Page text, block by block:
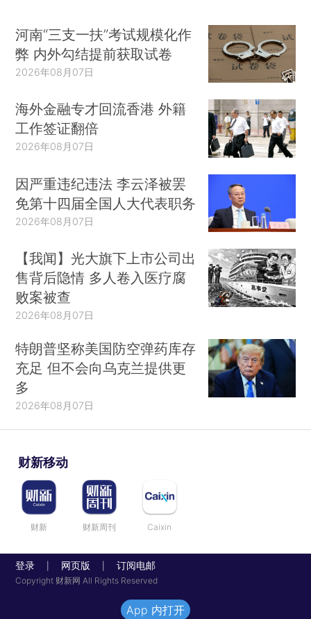
河南“三支一扶”考试规模化作
弊 内外勾结提前获取试卷
2026年08月07日
海外金融专才回流香港 外籍
工作签证翻倍
2026年08月07日
因严重违纪违法 李云泽被罢
免第十四届全国人大代表职务
2026年08月07日
【我闻】光大旗下上市公司出
售背后隐情 多人卷入医疗腐
败案被查
2026年08月07日
特朗普坚称美国防空弹药库存
充足 但不会向乌克兰提供更
多
2026年08月07日
财新移动
财新 财新周刊 Caixin
登录 网页版 订阅电邮
Copyright 财新网 All Rights Reserved
App 内打开